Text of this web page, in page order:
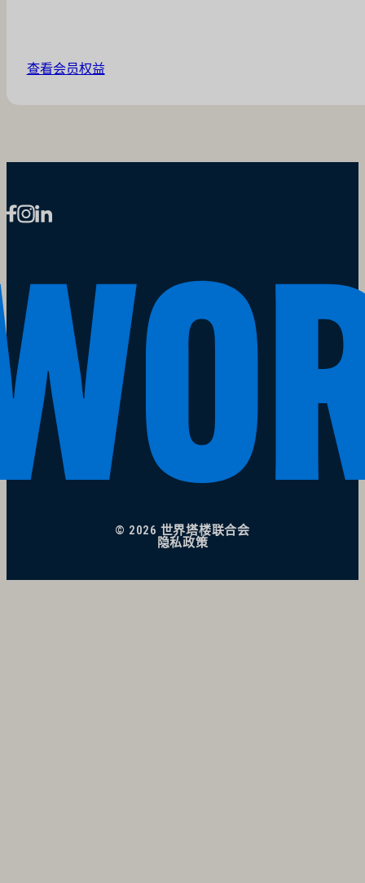
查看会员权益
© 2026 世界塔楼联合会
隐私政策